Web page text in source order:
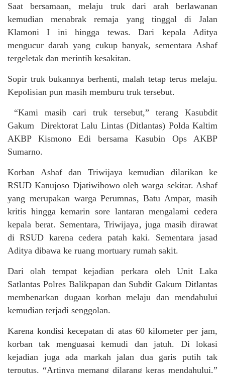
Saat bersamaan, melaju truk dari arah berlawanan
kemudian menabrak remaja yang tinggal di Jalan
Klamoni I ini hingga tewas. Dari kepala Aditya
mengucur darah yang cukup banyak, sementara Ashaf
tergeletak dan merintih kesakitan.
Sopir truk bukannya berhenti, malah tetap terus melaju.
Kepolisian pun masih memburu truk tersebut.
“Kami masih cari truk tersebut,” terang Kasubdit
Gakum Direktorat Lalu Lintas (Ditlantas) Polda Kaltim
AKBP Kismono Edi bersama Kasubin Ops AKBP
Sumarno.
Korban Ashaf dan Triwijaya kemudian dilarikan ke
RSUD Kanujoso Djatiwibowo oleh warga sekitar. Ashaf
yang merupakan warga Perumnas, Batu Ampar, masih
kritis hingga kemarin sore lantaran mengalami cedera
kepala berat. Sementara, Triwijaya, juga masih dirawat
di RSUD karena cedera patah kaki. Sementara jasad
Aditya dibawa ke ruang mortuary rumah sakit.
Dari olah tempat kejadian perkara oleh Unit Laka
Satlantas Polres Balikpapan dan Subdit Gakum Ditlantas
membenarkan dugaan korban melaju dan mendahului
kemudian terjadi senggolan.
Karena kondisi kecepatan di atas 60 kilometer per jam,
korban tak menguasai kemudi dan jatuh. Di lokasi
kejadian juga ada markah jalan dua garis putih tak
terputus. “Artinya memang dilarang keras mendahului,”